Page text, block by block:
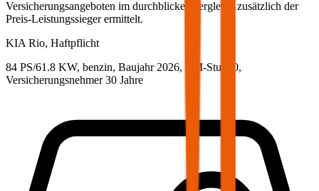
Versicherungsangeboten im durchblicker Vergleich zusätzlich der
Preis-Leistungssieger ermittelt.
KIA Rio, Haftpflicht
84 PS/61.8 KW, benzin, Baujahr 2026, BM-Stufe 0,
Versicherungsnehmer 30 Jahre